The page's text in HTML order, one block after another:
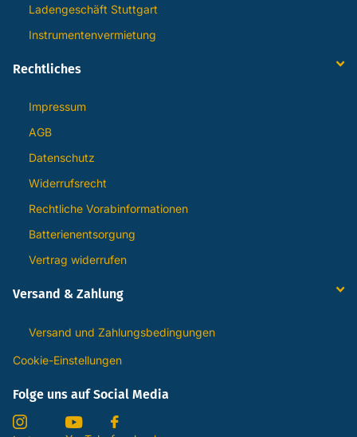
Ladengeschäft Stuttgart
Instrumentenvermietung
Rechtliches
Impressum
AGB
Datenschutz
Widerrufsrecht
Rechtliche Vorabinformationen
Batterienentsorgung
Vertrag widerrufen
Versand & Zahlung
Versand und Zahlungsbedingungen
Cookie-Einstellungen
Folge uns auf Social Media